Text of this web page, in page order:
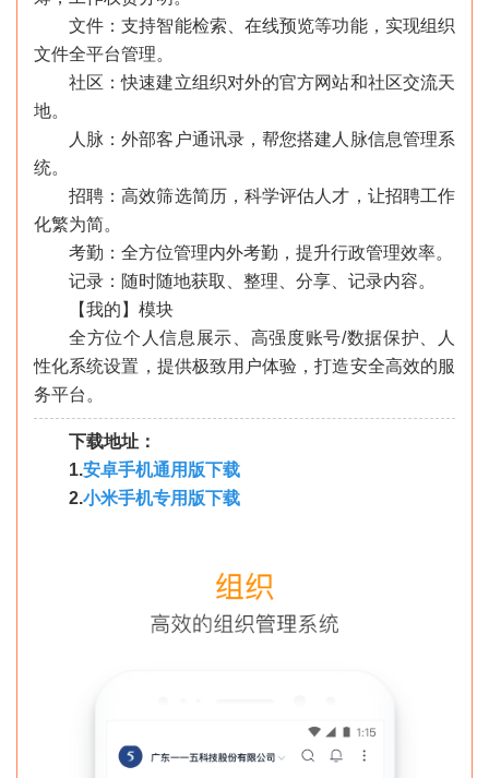
文件：支持智能检索、在线预览等功能，实现组织
文件全平台管理。
社区：快速建立组织对外的官方网站和社区交流天
地。
人脉：外部客户通讯录，帮您搭建人脉信息管理系
统。
招聘：高效筛选简历，科学评估人才，让招聘工作
化繁为简。
考勤：全方位管理内外考勤，提升行政管理效率。
记录：随时随地获取、整理、分享、记录内容。
【我的】模块
全方位个人信息展示、高强度账号/数据保护、人
性化系统设置，提供极致用户体验，打造安全高效的服
务平台。
下载地址：
1.安卓手机通用版下载
2.小米手机专用版下载